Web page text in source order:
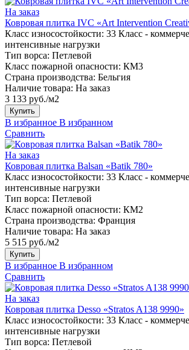
На заказ
Ковровая плитка IVC «Art Intervention
Класс износостойкости: 33 Класс -
интенсивные нагрузки
Тип ворса: Петлевой
Класс пожарной опасности: КМ3
Страна производства: Бельгия
Наличие товара: На заказ
3 133 руб./м2
Купить
В избранное В избранном
Сравнить
На заказ
Ковровая плитка Balsan «Batik 780»
Класс износостойкости: 33 Класс -
интенсивные нагрузки
Тип ворса: Петлевой
Класс пожарной опасности: КМ2
Страна производства: Франция
Наличие товара: На заказ
5 515 руб./м2
Купить
В избранное В избранном
Сравнить
На заказ
Ковровая плитка Desso «Stratos A138 9990»
Класс износостойкости: 33 Класс -
интенсивные нагрузки
Тип ворса: Петлевой